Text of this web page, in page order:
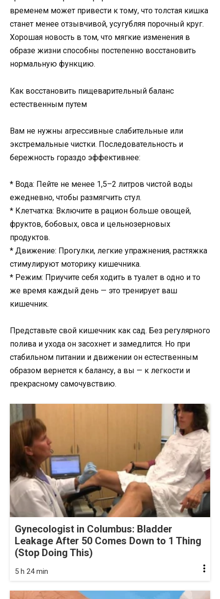
временем может привести к тому, что толстая кишка
станет менее отзывчивой, усугубляя порочный круг.
Хорошая новость в том, что мягкие изменения в
образе жизни способны постепенно восстановить
нормальную функцию.
Как восстановить пищеварительный баланс
естественным путем
Вам не нужны агрессивные слабительные или
экстремальные чистки. Последовательность и
бережность гораздо эффективнее:
* Вода: Пейте не менее 1,5–2 литров чистой воды
ежедневно, чтобы размягчить стул.
* Клетчатка: Включите в рацион больше овощей,
фруктов, бобовых, овса и цельнозерновых
продуктов.
* Движение: Прогулки, легкие упражнения, растяжка
стимулируют моторику кишечника.
* Режим: Приучите себя ходить в туалет в одно и то
же время каждый день — это тренирует ваш
кишечник.
Представьте свой кишечник как сад. Без регулярного
полива и ухода он засохнет и замедлится. Но при
стабильном питании и движении он естественным
образом вернется к балансу, а вы — к легкости и
прекрасному самочувствию.
Gynecologist in Columbus: Bladder
Leakage After 50 Comes Down to 1 Thing
(Stop Doing This)
5 h 24 min